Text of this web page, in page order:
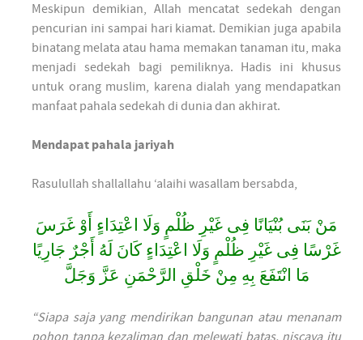
Meskipun demikian, Allah mencatat sedekah dengan
pencurian ini sampai hari kiamat. Demikian juga apabila
binatang melata atau hama memakan tanaman itu, maka
menjadi sedekah bagi pemiliknya. Hadis ini khusus
untuk orang muslim, karena dialah yang mendapatkan
manfaat pahala sedekah di dunia dan akhirat.
Mendapat pahala jariyah
Rasulullah shallallahu ‘alaihi wasallam bersabda,
مَنْ بَنَى بُنْيَانًا فِى غَيْرِ ظُلْمٍ وَلَا اعْتِدَاءٍ أَوْ غَرَسَ
غَرْسًا فِى غَيْرِ ظُلْمٍ وَلَا اعْتِدَاءٍ كَانَ لَهُ أَجْرٌ جَارِيًا
مَا انْتَفَعَ بِهِ مِنْ خَلْقِ الرَّحْمَنِ عَزَّ وَجَلَّ
“Siapa saja yang mendirikan bangunan atau menanam
pohon tanpa kezaliman dan melewati batas, niscaya itu